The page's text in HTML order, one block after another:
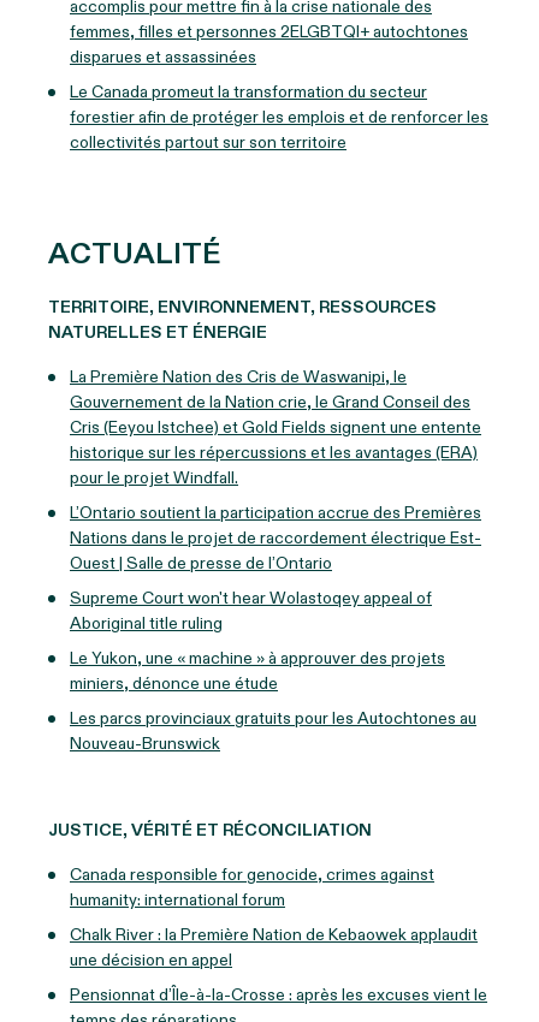
accomplis pour mettre fin à la crise nationale des
femmes, filles et personnes 2ELGBTQI+ autochtones
disparues et assassinées
Le Canada promeut la transformation du secteur
forestier afin de protéger les emplois et de renforcer les
collectivités partout sur son territoire
ACTUALITÉ
TERRITOIRE, ENVIRONNEMENT, RESSOURCES
NATURELLES ET ÉNERGIE
La Première Nation des Cris de Waswanipi, le
Gouvernement de la Nation crie, le Grand Conseil des
Cris (Eeyou Istchee) et Gold Fields signent une entente
historique sur les répercussions et les avantages (ERA)
pour le projet Windfall.
L’Ontario soutient la participation accrue des Premières
Nations dans le projet de raccordement électrique Est-
Ouest | Salle de presse de l’Ontario
Supreme Court won't hear Wolastoqey appeal of
Aboriginal title ruling
Le Yukon, une « machine » à approuver des projets
miniers, dénonce une étude
Les parcs provinciaux gratuits pour les Autochtones au
Nouveau-Brunswick
JUSTICE, VÉRITÉ ET RÉCONCILIATION
Canada responsible for genocide, crimes against
humanity: international forum
Chalk River : la Première Nation de Kebaowek applaudit
une décision en appel
Pensionnat d’Île-à-la-Crosse : après les excuses vient le